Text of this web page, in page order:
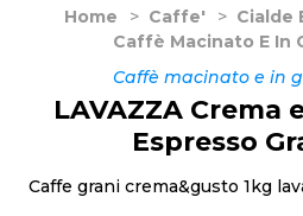
Home > Caffe' > Cialde
Caffè Macinato E In
Caffè macinato e in
LAVAZZA Crema
Espresso
Caffe grani crema&gusto 1kg